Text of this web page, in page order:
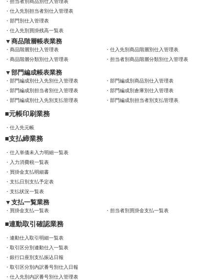
担当者別商品別仕入管理表
仕入先別担当者別仕入管理表
部門別仕入管理表
仕入先別買掛残高一覧表
商品階層帳表業務
商品階層別仕入管理表
仕入先別商品階層別仕入管理表
商品階層分類別仕入管理表
担当者別商品階層分類別仕入管理表
部門編成帳表業務
部門編成別仕入先別仕入管理表
部門編成別商品別仕入管理表
部門編成別担当者別仕入管理表
部門編成別倉庫別仕入管理表
部門編成別仕入先別支払管理表
部門編成別担当者別支払管理表
元帳印刷業務
仕入先元帳
支払締業務
仕入単価未入力明細一覧表
入力消費税一覧表
買掛金支払明細書
支払日別支払予定表
支払状況一覧表
支払一覧業務
買掛金支払一覧表 担当者別買掛金支払一覧表
連動取引確認業務
連動仕入取引明細一覧表
取引区分別連動仕入一覧表
銀行口座別支払振込日報
取引区分別内訳番号別仕入日報
仕入先別内訳番号別仕入管理表